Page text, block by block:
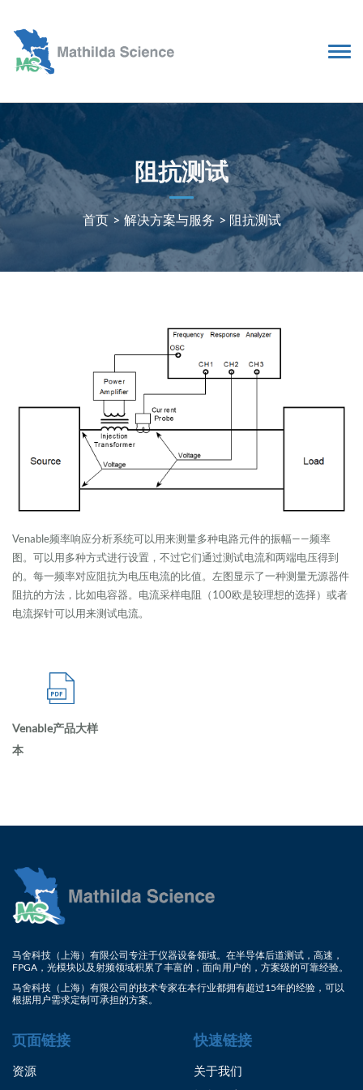
阻抗测试
首页 >解决方案与服务 > 阻抗测试
Venable频率响应分析系统可以用来测量多种电路元件的振幅——频率
图。可以用多种方式进行设置，不过它们通过测试电流和两端电压得到
的。每一频率对应阻抗为电压电流的比值。左图显示了一种测量无源器件
阻抗的方法，比如电容器。电流采样电阻（100欧是较理想的选择）或者
电流探针可以用来测试电流。
Venable产品大样
本
马舍科技（上海）有限公司专注于仪器设备领域。在半导体后道测试，高速，
FPGA，光模块以及射频领域积累了丰富的，面向用户的，方案级的可靠经验。
马舍科技（上海）有限公司的技术专家在本行业都拥有超过15年的经验，可以
根据用户需求定制可承担的方案。
页面链接
资源
快速链接
关于我们